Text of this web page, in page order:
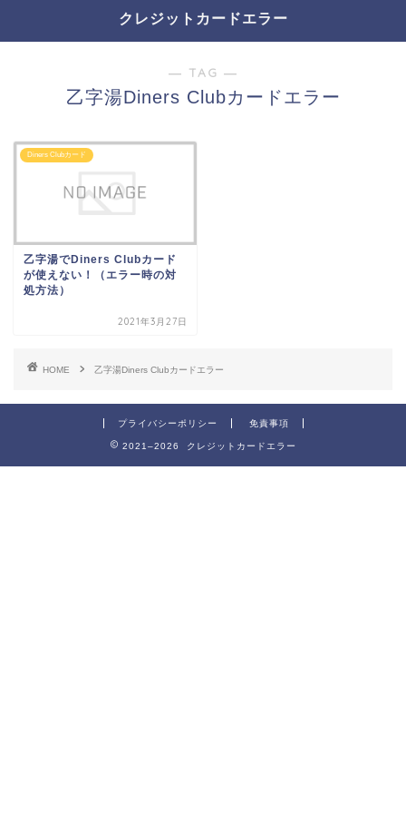
クレジットカードエラー
― TAG ―
乙字湯Diners Clubカードエラー
Diners Clubカード
乙字湯でDiners Clubカード
が使えない！（エラー時の対
処方法）
2021年3月27日
HOME 乙字湯Diners Clubカードエラー
プライバシーポリシー 免責事項
2021–2026 クレジットカードエラー